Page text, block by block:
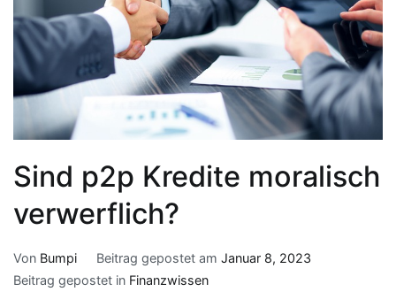
Sind p2p Kredite moralisch
verwerflich?
Von Bumpi Beitrag gepostet am Januar 8, 2023
Beitrag gepostet in Finanzwissen